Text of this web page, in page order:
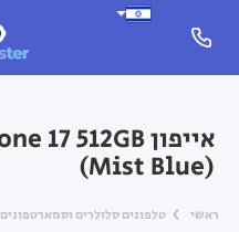
(Mist Blue)
ראשי טלפונים סלולרים וסמארטפונים